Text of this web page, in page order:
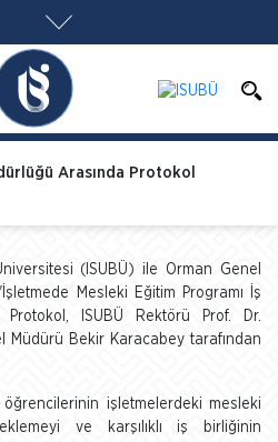
Arasında Protokol
(ISUBÜ) ile Orman Genel
Mesleki Eğitim Programı İş
Protokol, ISUBÜ Rektörü Prof. Dr.
Müdürü Bekir Karacabey tarafından
işletmelerdeki mesleki
ve karşılıklı iş birliğinin